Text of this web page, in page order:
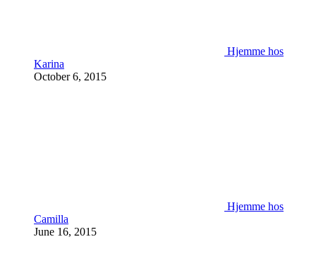
Hjemme hos
Karina
October 6, 2015
Hjemme hos
Camilla
June 16, 2015